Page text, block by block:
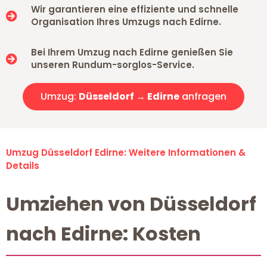
Wir garantieren eine effiziente und schnelle
Organisation Ihres Umzugs nach Edirne.
Bei Ihrem Umzug nach Edirne genießen Sie
unseren Rundum-sorglos-Service.
Umzug: Düsseldorf → Edirne anfragen
Umzug Düsseldorf Edirne: Weitere Informationen &
Details
Umziehen von Düsseldorf
nach Edirne: Kosten